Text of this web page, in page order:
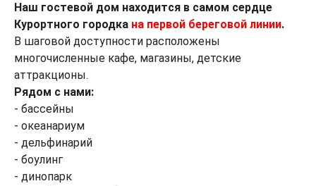
Наш гостевой дом находится в самом сердце
Курортного городка на первой береговой линии.
В шаговой доступности расположены
многочисленные кафе, магазины, детские
аттракционы.
Рядом с нами:
- бассейны
- океанариум
- дельфинарий
- боулинг
- динопарк